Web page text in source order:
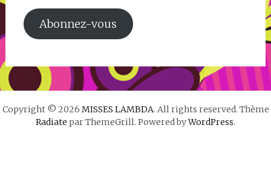
mail
Abonnez-vous
Copyright © 2026 MISSES LAMBDA. All rights reserved. Thème
Radiate par ThemeGrill. Powered byWordPress.